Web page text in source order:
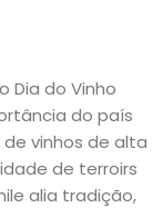
Dia do Vinho
do país
vinhos de alta
de terroirs
alia tradição,